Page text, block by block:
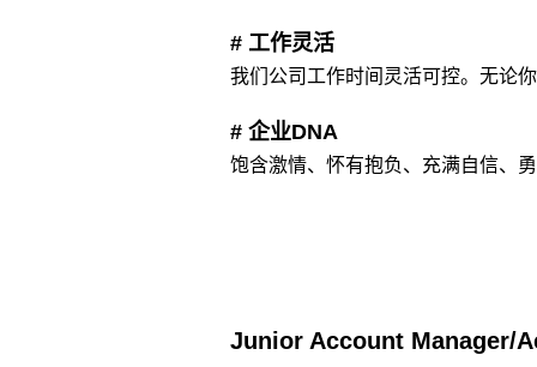
# 工作灵活
我们公司工作时间灵活可控。无论
# 企业DNA
饱含激情、怀有抱负、充满自信、
Junior Account Manager/